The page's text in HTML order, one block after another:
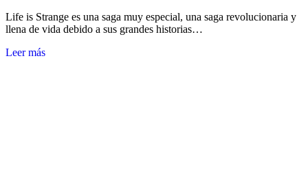
Life is Strange es una saga muy especial, una saga revolucionaria y
llena de vida debido a sus grandes historias…
Leer más